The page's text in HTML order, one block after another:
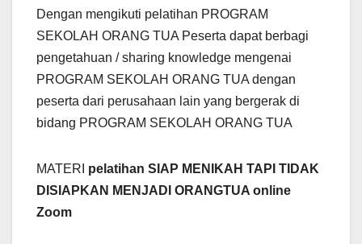
Dengan mengikuti pelatihan PROGRAM
SEKOLAH ORANG TUA Peserta dapat berbagi
pengetahuan / sharing knowledge mengenai
PROGRAM SEKOLAH ORANG TUA dengan
peserta dari perusahaan lain yang bergerak di
bidang PROGRAM SEKOLAH ORANG TUA
MATERI pelatihan SIAP MENIKAH TAPI TIDAK
DISIAPKAN MENJADI ORANGTUA online
Zoom